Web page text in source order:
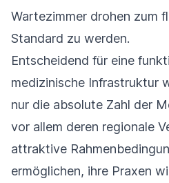
Wartezimmer drohen zum
Standard zu werden.
Entscheidend für eine
medizinische Infrastruktur
nur die absolute Zahl der
vor allem deren regionale
attraktive
ermöglichen, ihre Praxen